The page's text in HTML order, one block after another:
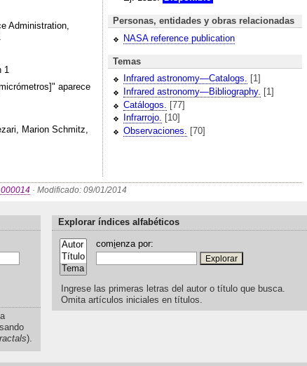
Administration,
1
aparece
Marion Schmitz,
Personas, entidades y obras relacionadas
NASA reference publication
Temas
Infrared astronomy—Catalogs. [1]
Infrared astronomy—Bibliography. [1]
Catálogos.
[77]
Infrarrojo. [10]
Observaciones.
[70]
· Modificado: 09/01/2014
).
Explorar índices alfabéticos
comienza por:
Ingrese las primeras letras del autor o título que busca.
Omita artículos iniciales en títulos.